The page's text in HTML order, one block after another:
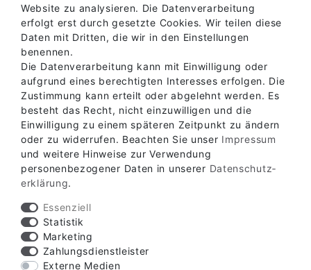
Verfügbare Zahlungsarten
Verfügbare Versandarten
Website zu analysieren. Die Datenverarbeitung
erfolgt erst durch gesetzte Cookies. Wir teilen diese
Daten mit Dritten, die wir in den Einstellungen
benennen.
Die Datenverarbeitung kann mit Einwilligung oder
aufgrund eines berechtigten Interesses erfolgen. Die
Zustimmung kann erteilt oder abgelehnt werden. Es
besteht das Recht, nicht einzuwilligen und die
Einwilligung zu einem späteren Zeitpunkt zu ändern
oder zu widerrufen. Beachten Sie unser Impressum
und weitere Hinweise zur Verwendung
personenbezogener Daten in unserer Daten­schutz­
erklärung.
Essenziell
Statistik
Marketing
Zahlungsdienstleister
Externe Medien